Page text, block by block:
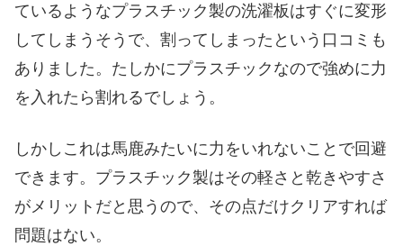
ているようなプラスチック製の洗濯板はすぐに変形
してしまうそうで、割ってしまったという口コミも
ありました。たしかにプラスチックなので強めに力
を入れたら割れるでしょう。
しかしこれは馬鹿みたいに力をいれないことで回避
できます。プラスチック製はその軽さと乾きやすさ
がメリットだと思うので、その点だけクリアすれば
問題はない。